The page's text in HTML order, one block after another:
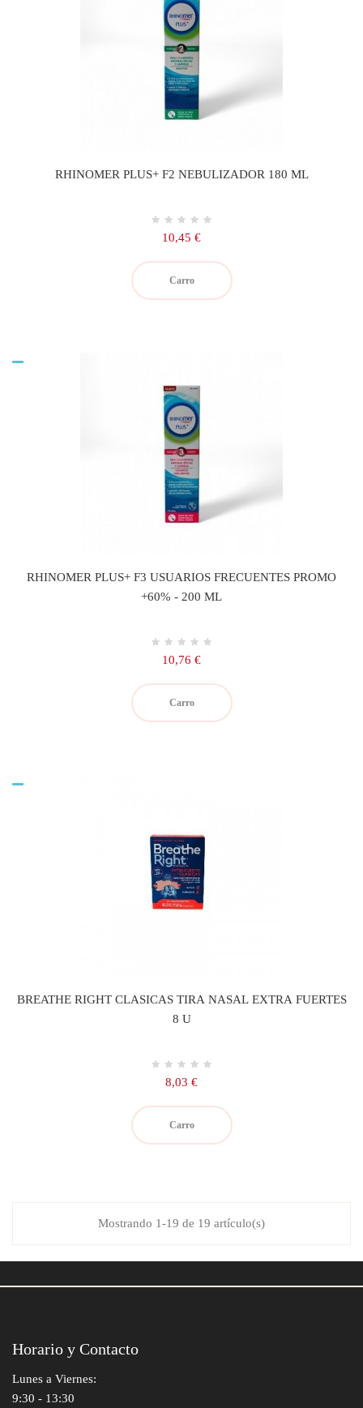
RHINOMER PLUS+ F2 NEBULIZADOR 180 ML
Precio
10,45 €
Carro
RHINOMER PLUS+ F3 USUARIOS FRECUENTES PROMO
+60% - 200 ML
Precio
10,76 €
Carro
BREATHE RIGHT CLASICAS TIRA NASAL EXTRA FUERTES
8 U
Precio
8,03 €
Carro
Mostrando 1-19 de 19 artículo(s)
Horario y Contacto
Lunes a Viernes:
9:30 - 13:30